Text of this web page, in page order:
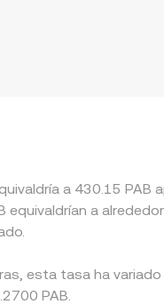
a 430.15 PAB
equivaldrían a
esta tasa ha
PAB.